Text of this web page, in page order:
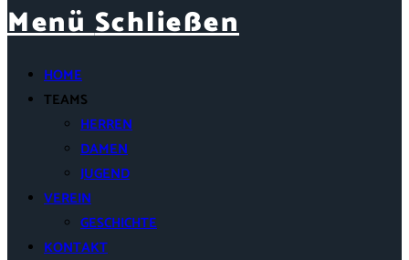
MenüSchließen
HOME
TEAMS
HERREN
DAMEN
JUGEND
VEREIN
GESCHICHTE
KONTAKT